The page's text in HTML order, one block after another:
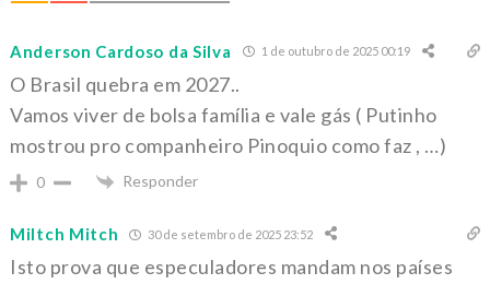
Anderson Cardoso da Silva 1 de outubro de 2025 00:19
O Brasil quebra em 2027..
Vamos viver de bolsa família e vale gás ( Putinho
mostrou pro companheiro Pinoquio como faz , …)
0 Responder
Miltch Mitch 30 de setembro de 2025 23:52
Isto prova que especuladores mandam nos países